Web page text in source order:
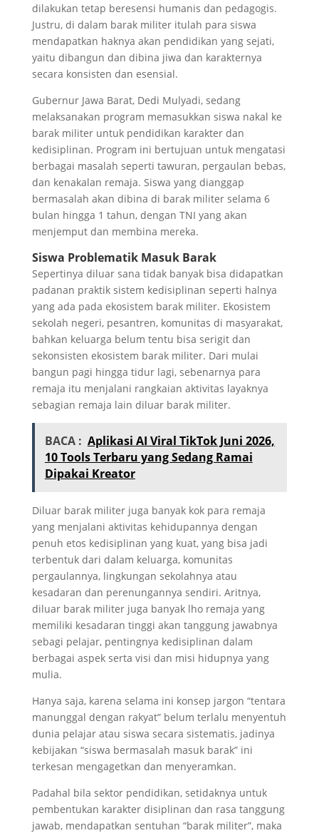
dilakukan tetap beresensi humanis dan pedagogis.
Justru, di dalam barak militer itulah para siswa
mendapatkan haknya akan pendidikan yang sejati,
yaitu dibangun dan dibina jiwa dan karakternya
secara konsisten dan esensial.
Gubernur Jawa Barat, Dedi Mulyadi, sedang
melaksanakan program memasukkan siswa nakal ke
barak militer untuk pendidikan karakter dan
kedisiplinan. Program ini bertujuan untuk mengatasi
berbagai masalah seperti tawuran, pergaulan bebas,
dan kenakalan remaja. Siswa yang dianggap
bermasalah akan dibina di barak militer selama 6
bulan hingga 1 tahun, dengan TNI yang akan
menjemput dan membina mereka.
Siswa Problematik Masuk Barak
Sepertinya diluar sana tidak banyak bisa didapatkan
padanan praktik sistem kedisiplinan seperti halnya
yang ada pada ekosistem barak militer. Ekosistem
sekolah negeri, pesantren, komunitas di masyarakat,
bahkan keluarga belum tentu bisa serigit dan
sekonsisten ekosistem barak militer. Dari mulai
bangun pagi hingga tidur lagi, sebenarnya para
remaja itu menjalani rangkaian aktivitas layaknya
sebagian remaja lain diluar barak militer.
BACA : Aplikasi AI Viral TikTok Juni 2026,
10 Tools Terbaru yang Sedang Ramai
Dipakai Kreator
Diluar barak militer juga banyak kok para remaja
yang menjalani aktivitas kehidupannya dengan
penuh etos kedisiplinan yang kuat, yang bisa jadi
terbentuk dari dalam keluarga, komunitas
pergaulannya, lingkungan sekolahnya atau
kesadaran dan perenungannya sendiri. Aritnya,
diluar barak militer juga banyak lho remaja yang
memiliki kesadaran tinggi akan tanggung jawabnya
sebagi pelajar, pentingnya kedisiplinan dalam
berbagai aspek serta visi dan misi hidupnya yang
mulia.
Hanya saja, karena selama ini konsep jargon “tentara
manunggal dengan rakyat” belum terlalu menyentuh
dunia pelajar atau siswa secara sistematis, jadinya
kebijakan “siswa bermasalah masuk barak” ini
terkesan mengagetkan dan menyeramkan.
Padahal bila sektor pendidikan, setidaknya untuk
pembentukan karakter disiplinan dan rasa tanggung
jawab, mendapatkan sentuhan “barak militer”, maka